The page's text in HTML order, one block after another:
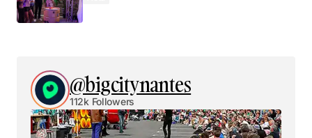
@bigcitynantes
112k Followers